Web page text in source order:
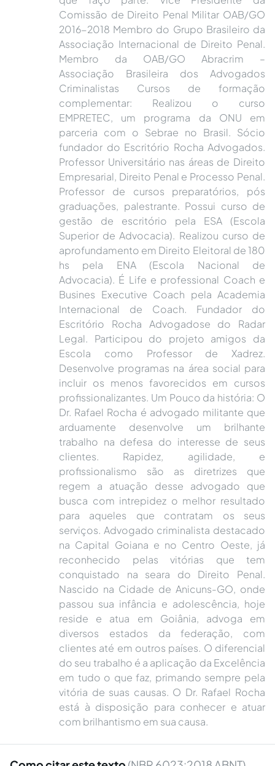
Comissão de Direito Penal Militar OAB/GO
2016-2018 Membro do Grupo Brasileiro da
Associação Internacional de Direito Penal.
Membro da OAB/GO Abracrim –
Associação Brasileira dos Advogados
Criminalistas Cursos de formação
complementar: Realizou o curso
EMPRETEC, um programa da ONU em
parceria com o Sebrae no Brasil. Sócio
fundador do Escritório Rocha Advogados.
Professor Universitário nas áreas de Direito
Empresarial, Direito Penal e Processo Penal.
Professor de cursos preparatórios, pós
graduações, palestrante. Possui curso de
gestão de escritório pela ESA (Escola
Superior de Advocacia). Realizou curso de
aprofundamento em Direito Eleitoral de 180
hs pela ENA (Escola Nacional de
Advocacia). É Life e professional Coach e
Busines Executive Coach pela Academia
Internacional de Coach. Fundador do
Escritório Rocha Advogadose do Radar
Legal. Participou do projeto amigos da
Escola como Professor de Xadrez.
Desenvolve programas na área social para
incluir os menos favorecidos em cursos
profissionalizantes. Um Pouco da história: O
Dr. Rafael Rocha é advogado militante que
arduamente desenvolve um brilhante
trabalho na defesa do interesse de seus
clientes. Rapidez, agilidade, e
profissionalismo são as diretrizes que
regem a atuação desse advogado que
busca com intrepidez o melhor resultado
para aqueles que contratam os seus
serviços. Advogado criminalista destacado
na Capital Goiana e no Centro Oeste, já
reconhecido pelas vitórias que tem
conquistado na seara do Direito Penal.
Nascido na Cidade de Anicuns-GO, onde
passou sua infância e adolescência, hoje
reside e atua em Goiânia, advoga em
diversos estados da federação, com
clientes até em outros países. O diferencial
do seu trabalho é a aplicação da Excelência
em tudo o que faz, primando sempre pela
vitória de suas causas. O Dr. Rafael Rocha
está à disposição para conhecer e atuar
com brilhantismo em sua causa.